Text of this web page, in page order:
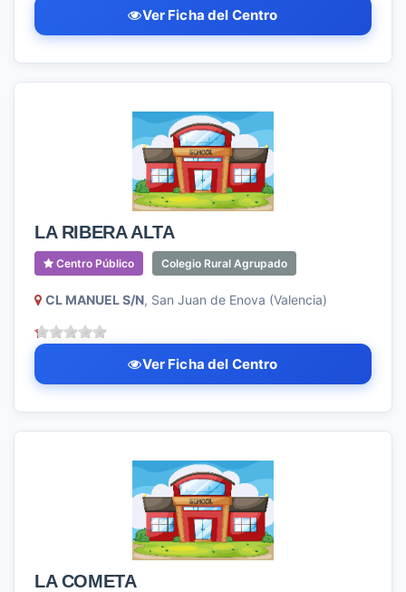
Ver Ficha del Centro
LA RIBERA ALTA
Centro Público Colegio Rural Agrupado
CL MANUEL S/N, San Juan de Enova (Valencia)
Ver Ficha del Centro
LA COMETA